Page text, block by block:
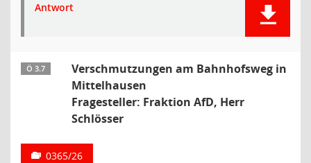
Antwort
Ö 3.7
Verschmutzungen am Bahnhofsweg in
Mittelhausen
Fragesteller: Fraktion AfD, Herr
Schlösser
0365/26